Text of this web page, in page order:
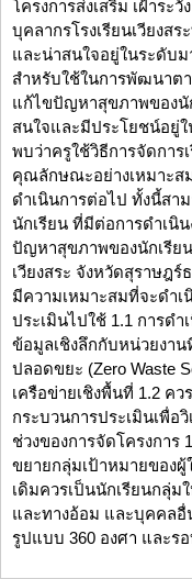
โครงการส่งเสริม เฝ้าร
บุคลากรโรงเรียนเวียงส
และน่าสนใจอยู่ในระดับ
สำหรับใช้ในการพัฒนาตา
แก้ไขปัญหาสุขภาพของนัก
สนใจและมีประโยชน์อยู่
พบว่าครูใช้วิธีการจัดการ
คุณลักษณะอย่างเหมาะส
ดำเนินการต่อไป ทั้งนี้สา
นักเรียน ที่มีต่อการดำเนิน
ปัญหาสุขภาพของนักเรียน
เวียงสระ จังหวัดสุราษฎ
มีความเหมาะสมที่จะดำ
ประเมินไปใช้ 1.1 การด
ข้อมูลเชิงลึกกับหน่วยงาน
ปลอดขยะ (Zero Waste
เครือข่ายเชิงพื้นที่ 1.2 คว
กระบวนการประเมินเพื่
ช่วงของการจัดโครงการ
ขยายกลุ่มเป้าหมายของ
เดิมควรเป็นนักเรียนกลุ่ม
และทางอ้อม และบุคคลอื่
รูปแบบ 360 องศา และร